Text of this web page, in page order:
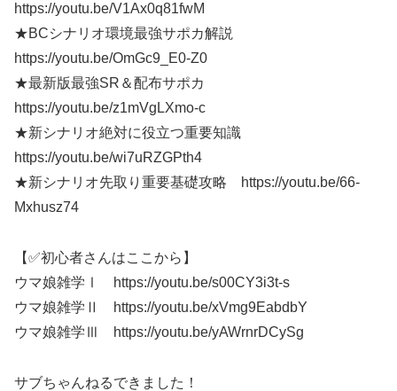
https://youtu.be/V1Ax0q81fwM
★BCシナリオ環境最強サポカ解説
https://youtu.be/OmGc9_E0-Z0
★最新版最強SR＆配布サポカ
https://youtu.be/z1mVgLXmo-c
★新シナリオ絶対に役立つ重要知識
https://youtu.be/wi7uRZGPth4
★新シナリオ先取り重要基礎攻略 https://youtu.be/66-
Mxhusz74
【✅初心者さんはここから】
ウマ娘雑学Ⅰ https://youtu.be/s00CY3i3t-s
ウマ娘雑学Ⅱ https://youtu.be/xVmg9EabdbY
ウマ娘雑学Ⅲ https://youtu.be/yAWrnrDCySg
サブちゃんねるできました！